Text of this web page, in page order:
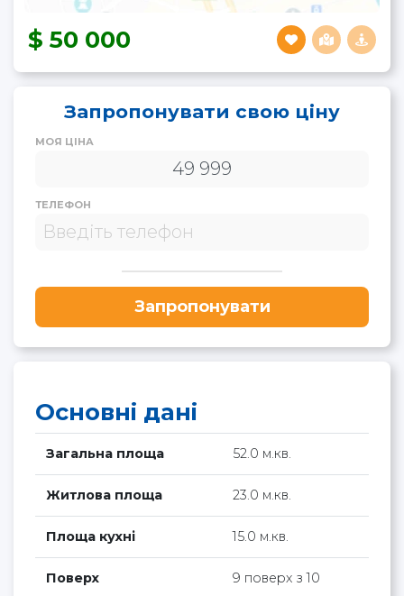
50 000
Запропонувати свою ціну
МОЯ ЦІНА
ТЕЛЕФОН
Запропонувати
Основні дані
Загальна площа 52.0 м.кв.
Житлова площа 23.0 м.кв.
Площа кухні 15.0 м.кв.
Поверх 9 поверх з 10